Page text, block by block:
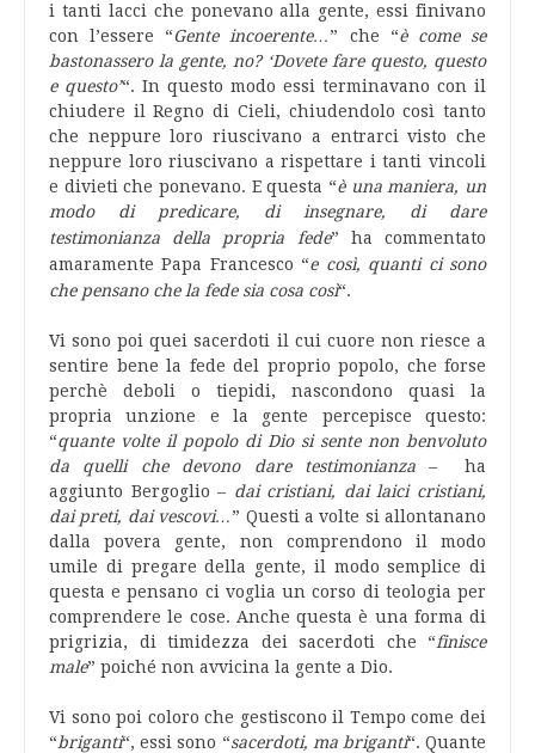
i tanti lacci che ponevano alla gente, essi finivano
con l’essere “Gente incoerente…” che “è come se
bastonassero la gente, no? ‘Dovete fare questo, questo
e questo’“. In questo modo essi terminavano con il
chiudere il Regno di Cieli, chiudendolo così tanto
che neppure loro riuscivano a entrarci visto che
neppure loro riuscivano a rispettare i tanti vincoli
e divieti che ponevano. E questa “è una maniera, un
modo di predicare, di insegnare, di dare
testimonianza della propria fede” ha commentato
amaramente Papa Francesco “ecosì, quanti ci sono
che pensano che la fede sia cosa così“.
Vi sono poi quei sacerdoti il cui cuore non riesce a
sentire bene la fede del proprio popolo, che forse
perchè deboli o tiepidi, nascondono quasi la
propria unzione e la gente percepisce questo:
“quante volte il popolo di Dio si sente non benvoluto
da quelli che devono dare testimonianza– ha
aggiunto Bergoglio – dai cristiani, dai laici cristiani,
dai preti, dai vescovi…” Questi a volte si allontanano
dalla povera gente, non comprendono il modo
umile di pregare della gente, il modo semplice di
questa e pensano ci voglia un corso di teologia per
comprendere le cose. Anche questa è una forma di
prigrizia, di timidezza dei sacerdoti che “finisce
male” poiché non avvicina la gente a Dio.
Vi sono poi coloro che gestiscono il Tempo come dei
“briganti“, essi sono “sacerdoti, ma briganti“. Quante